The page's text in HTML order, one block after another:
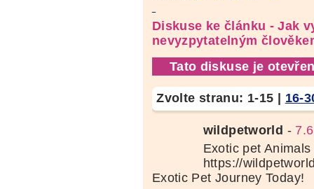
Diskuse ke článku - Jak
nevyzpytatelným
Tato diskuse je
Zvolte stranu: 1-15 | 16-
wildpetworld -
Exotic pet
https://
Exotic Pet Journey Today!